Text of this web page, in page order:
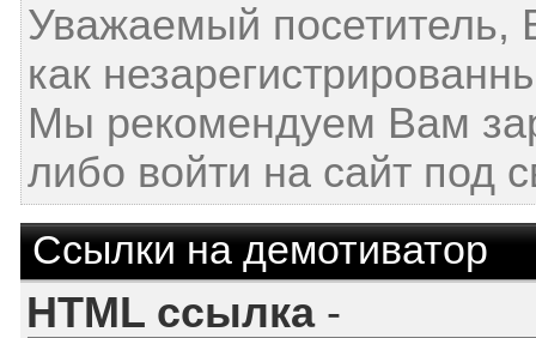
Уважаемый посетитель,
как
Мы рекомендуем Вам
либо войти на сайт под
Ссылки на демотиватор
HTML ссылка-